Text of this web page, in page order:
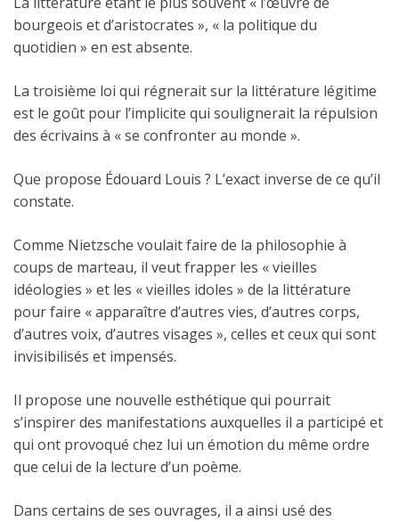
bourgeois et d’aristocrates », « la politique du
quotidien » en est absente.
La troisième loi qui régnerait sur la littérature légitime
est le goût pour l’implicite qui soulignerait la répulsion
des écrivains à « se confronter au monde ».
Que propose Édouard Louis ? L’exact inverse de ce qu’il
constate.
Comme Nietzsche voulait faire de la philosophie à
coups de marteau, il veut frapper les « vieilles
idéologies » et les « vieilles idoles » de la littérature
pour faire « apparaître d’autres vies, d’autres corps,
d’autres voix, d’autres visages », celles et ceux qui sont
invisibilisés et impensés.
Il propose une nouvelle esthétique qui pourrait
s’inspirer des manifestations auxquelles il a participé et
qui ont provoqué chez lui un émotion du même ordre
que celui de la lecture d’un poème.
Dans certains de ses ouvrages, il a ainsi usé des